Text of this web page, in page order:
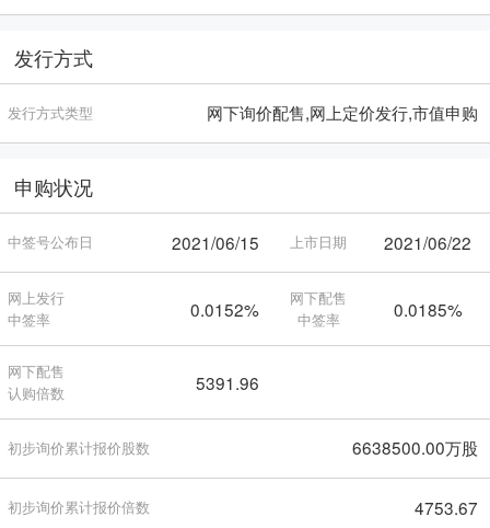
发行方式
发行方式类型 网下询价配售,网上定价发行,市值申购
申购状况
中签号公布日 2021/06/15 上市日期 2021/06/22
网上发行
中签率
0.0152%
网下配售
中签率
0.0185%
网下配售
认购倍数
5391.96
初步询价累计报价股数 6638500.00万股
初步询价累计报价倍数 4753.67